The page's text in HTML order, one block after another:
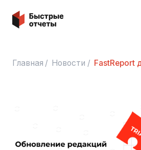
Быстрые отчеты
Главная / Новости / FastReport